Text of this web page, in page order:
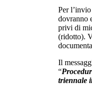
Per
dovranno
privi di
(ridotto).
Il
“
triennale